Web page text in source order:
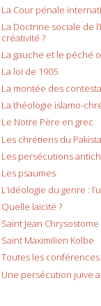
La Cour pénale
La Doctrine sociale de
créativité ?
La gauche et le péché
La loi de 1905
La montée des
La théologie islamo-
Le Notre Père en grec
Les chrétiens du
Les persécutions
Les psaumes
L’idéologie du genre :
Quelle laïcité ?
Saint Jean
Saint Maximilien Kolbe
Toutes les conférences
Une persécution juive